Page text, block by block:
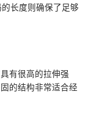
长度则确保了足够
有很高的拉伸强
的结构非常适合经